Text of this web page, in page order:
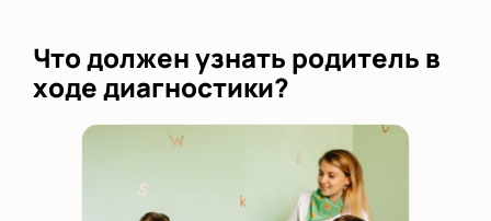
Что должен узнать родитель в
ходе диагностики?